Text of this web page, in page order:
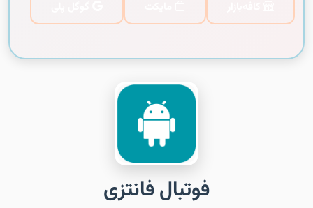
فوتبال فانتزی